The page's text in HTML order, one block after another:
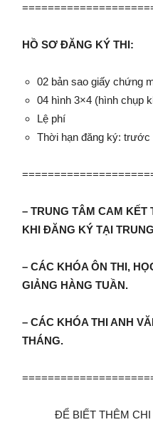
HỒ SƠ ĐĂNG KÝ THI:
02 bản sao giấy chứng
04 hình 3×4 (hình chụp
Lệ phí
Thời hạn đăng ký: trước
– TRUNG TÂM CAM KẾT
KHI ĐĂNG KÝ TẠI
– CÁC KHÓA ÔN THI,
GIẢNG HÀNG TUẦN.
– CÁC KHÓA THI ANH
THÁNG.
ĐỂ BIẾT THÊM CHI